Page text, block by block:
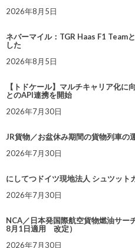
2026年8月5日
ネバーマイル：TGR Haas F1 Team
した
2026年8月5日
【トドケール】マルチキャリア化
とのAPI連携を開始
2026年7月30日
JR貨物／お盆休み期間の貨物列車の
2026年7月30日
にしてつドイツ現地法人 シュツット
2026年7月30日
NCA／日本発国際航空貨物燃油サ
8月1日適用 改定）
2026年7月30日